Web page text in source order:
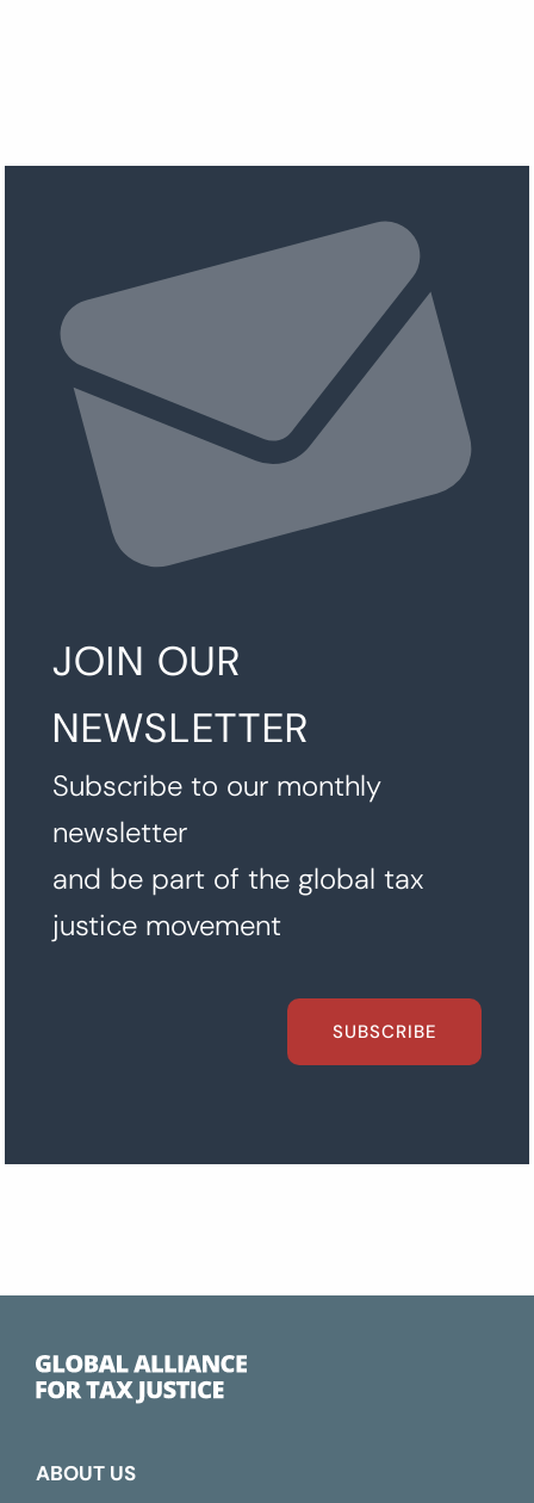
JOIN OUR
NEWSLETTER
Subscribe to our monthly
newsletter
and be part of the global tax
justice movement
SUBSCRIBE
ABOUT US